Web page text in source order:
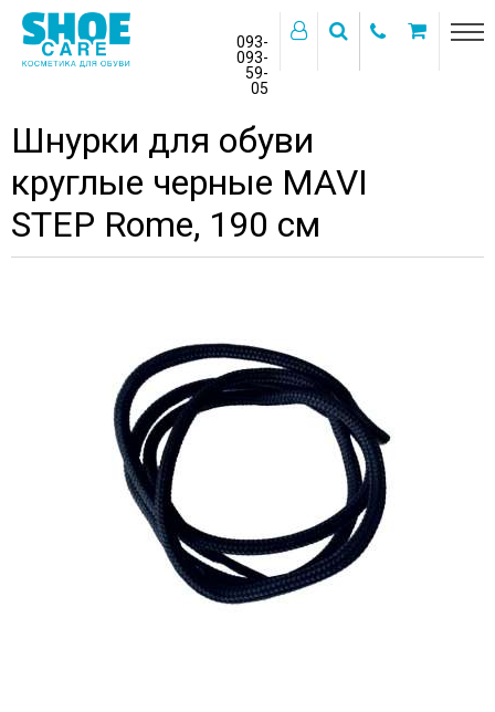
093-
093-
59-
05
Шнурки для обуви
круглые черные MAVI
STEP Rome, 190 см